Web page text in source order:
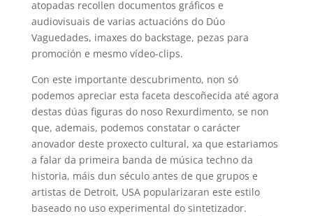
atopadas recollen documentos gráficos e
audiovisuais de varias actuacións do Dúo
Vaguedades, imaxes do backstage, pezas para
promoción e mesmo vídeo-clips.
Con este importante descubrimento, non só
podemos apreciar esta faceta descoñecida até agora
destas dúas figuras do noso Rexurdimento, se non
que, ademais, podemos constatar o carácter
anovador deste proxecto cultural, xa que estariamos
a falar da primeira banda de música techno da
historia, máis dun século antes de que grupos e
artistas de Detroit, USA popularizaran este estilo
baseado no uso experimental do sintetizador.